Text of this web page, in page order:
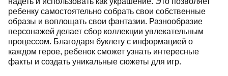
ребенку самостоятельно собрать свои собственные
образы и воплощать свои фантазии. Разнообразие
персонажей делает сбор коллекции увлекательным
процессом. Благодаря буклету с информацией о
каждом герое, ребенок сможет узнать интересные
факты и создать уникальные сюжеты для игр.